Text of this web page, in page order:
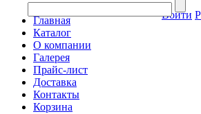
Войти
Главная
Каталог
О компании
Галерея
Прайс-лист
Доставка
Контакты
Корзина